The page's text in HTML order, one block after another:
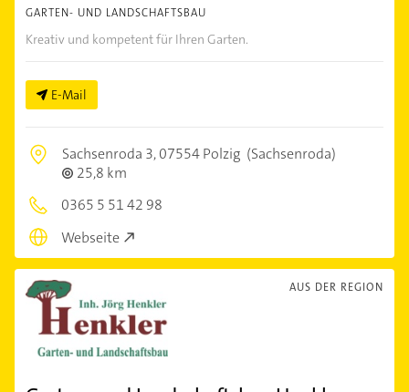
GARTEN- UND LANDSCHAFTSBAU
Kreativ und kompetent für Ihren Garten.
E-Mail
Sachsenroda 3,07554 Polzig (Sachsenroda)
25,8 km
0365 5 51 42 98
Webseite
AUS DER REGION